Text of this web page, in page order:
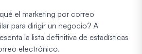
el marketing por correo
para dirigir un negocio? A
la lista definitiva de estadísticas
electrónico.